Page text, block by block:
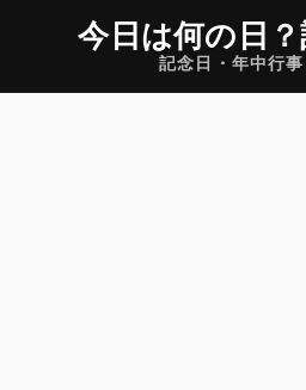
今日は何の日 ？
記念日・年中行